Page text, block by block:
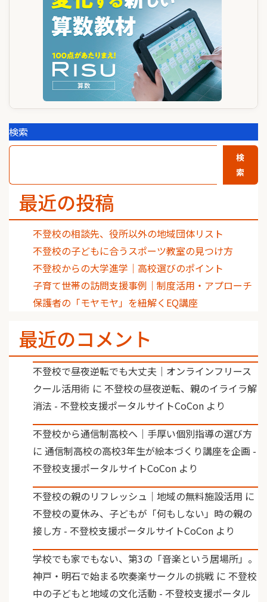
検索
検
索
最近の投稿
不登校の相談先、役所以外の地域団体リスト
不登校の子どもに合うスポーツ教室の見つけ方
不登校からの大学進学｜高校選びのポイント
子育て世帯の訪問支援事例｜制度活用・アプローチ
保護者の「モヤモヤ」を紐解くEQ講座
最近のコメント
不登校で昼夜逆転でも大丈夫｜オンラインフリース
クール活用術 に 不登校の昼夜逆転、親のイライラ解
消法 - 不登校支援ポータルサイトCoCon より
不登校から通信制高校へ｜手厚い個別指導の選び方
に 通信制高校の高校3年生が絵本づくり講座を企画 -
不登校支援ポータルサイトCoCon より
不登校の親のリフレッシュ｜地域の無料施設活用 に
不登校の夏休み、子どもが「何もしない」時の親の
接し方 - 不登校支援ポータルサイトCoCon より
学校でも家でもない、第3の「音楽という居場所」。
神戸・明石で始まる吹奏楽サークルの挑戦 に 不登校
中の子どもと地域の文化活動 - 不登校支援ポータル